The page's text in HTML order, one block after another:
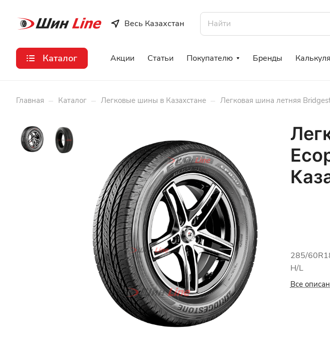
Весь Казахстан
Каталог Акции Статьи Покупателю Бренды
Главная – Каталог – Легковые шины в Казахстане – Легковая шина летняя
285/
H/L
Все